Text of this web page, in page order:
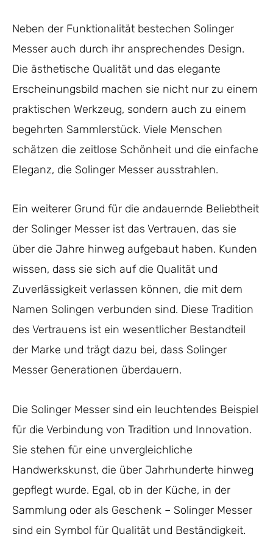
Neben der Funktionalität bestechen Solinger
Messer auch durch ihr ansprechendes Design.
Die ästhetische Qualität und das elegante
Erscheinungsbild machen sie nicht nur zu einem
praktischen Werkzeug, sondern auch zu einem
begehrten Sammlerstück. Viele Menschen
schätzen die zeitlose Schönheit und die einfache
Eleganz, die Solinger Messer ausstrahlen.
Ein weiterer Grund für die andauernde Beliebtheit
der Solinger Messer ist das Vertrauen, das sie
über die Jahre hinweg aufgebaut haben. Kunden
wissen, dass sie sich auf die Qualität und
Zuverlässigkeit verlassen können, die mit dem
Namen Solingen verbunden sind. Diese Tradition
des Vertrauens ist ein wesentlicher Bestandteil
der Marke und trägt dazu bei, dass Solinger
Messer Generationen überdauern.
Die Solinger Messer sind ein leuchtendes Beispiel
für die Verbindung von Tradition und Innovation.
Sie stehen für eine unvergleichliche
Handwerkskunst, die über Jahrhunderte hinweg
gepflegt wurde. Egal, ob in der Küche, in der
Sammlung oder als Geschenk – Solinger Messer
sind ein Symbol für Qualität und Beständigkeit.